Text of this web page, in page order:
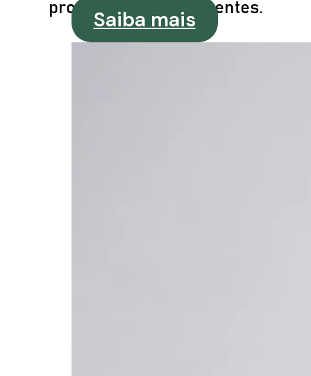
Saiba mais
profissionais competentes.
MENU